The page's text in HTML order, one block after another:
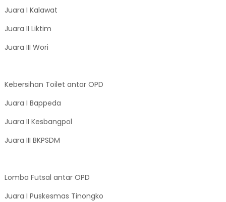
Juara I Kalawat
Juara II Liktim
Juara III Wori
Kebersihan Toilet antar OPD
Juara I Bappeda
Juara II Kesbangpol
Juara III BKPSDM
Lomba Futsal antar OPD
Juara I Puskesmas Tinongko